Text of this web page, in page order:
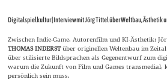
Digitalspielkultur | Interview mit Jörg Tittel über Weltbau, Ästhetik
Zwischen Indie-Game, Autorenfilm und KI-Ästhetik:
THOMAS INDERSTüber originellen Weltenbau im
über stilisierte Bildsprachen als Gegenentwurf zum
warum die Zukunft von Film und Games
persönlich sein muss.